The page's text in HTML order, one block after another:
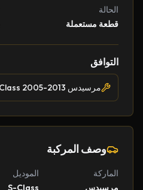
الحالة
قطعة مستعملة
التوافق
مرسيدس S-Class 2005-2013
وصف المركبة
الماركة
الموديل